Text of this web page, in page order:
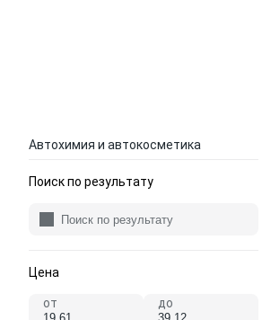
Автохимия и автокосметика
Поиск по результату
Цена
от до